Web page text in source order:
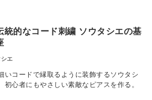
統的なコード刺繍 ソウタシエの基
エ
いコードで縁取るように装飾するソウタシ
初心者にもやさしい素敵なピアスを作る。